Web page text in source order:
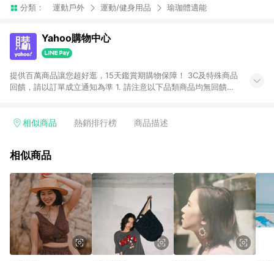
分類： 運動戶外 運動/健身用品 瑜珈體適能
Yahoo購物中心
提供百萬商品讓您超好逛，15天鑑賞期購物保障！ 3C及特殊商品
回饋，請以訂單成立通知為準 1. 請注意以下品類商品均無回饋：
電玩/遊戲/相機/單眼/鏡頭/拍立得 [2024/6/1起適用] -內接硬
的購回饋活動享Yahoo超贈點回饋者 - 購物中心商店之商品：商
3. 訂單回饋金額將扣除運費/購物金/超贈點/福利金/紅利折抵/折
價券等虛擬貨幣折抵 4. 大宗採購或批發轉賣不具回饋資格： 如
有相關事證認定您為大宗採購、批發轉賣而非最終消費使用者，
相關認定以Yahoo購物中心之認定為準
相似商品 熱銷排行榜 商品描述
相似商品